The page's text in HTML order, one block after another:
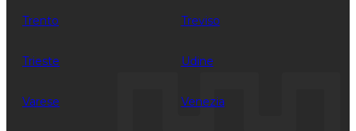
Trento Treviso
Trieste Udine
Varese Venezia